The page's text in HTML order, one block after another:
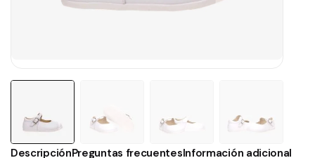
DescripciónPreguntas frecuentesInformación adicional